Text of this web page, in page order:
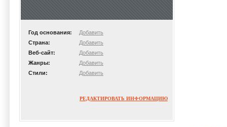
Год основания:
Добавить
Страна:
Добавить
Веб-сайт:
Добавить
Жанры:
Добавить
Стили:
Добавить
РЕДАКТИРОВАТЬ ИНФОРМАЦИЮ